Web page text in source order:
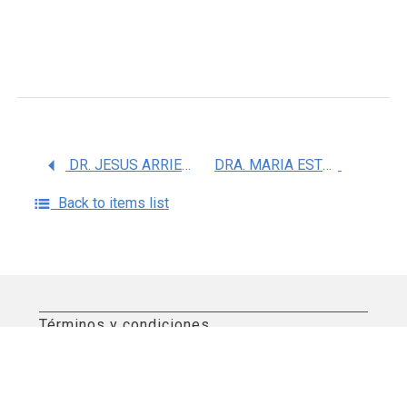
DR. JESUS ARRIETA VALENCIA DRA. MARIA ESTHER OCHARAN HERNANDEZ
Back to items list
Términos y condiciones